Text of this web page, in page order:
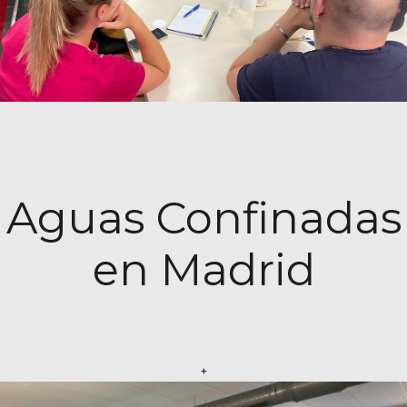
Aguas Confinadas
en Madrid
+